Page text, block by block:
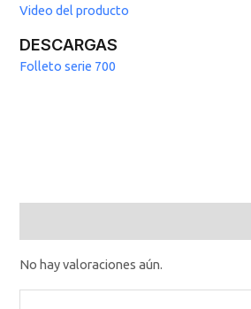
Video del producto
DESCARGAS
Folleto serie 700
No hay valoraciones aún.